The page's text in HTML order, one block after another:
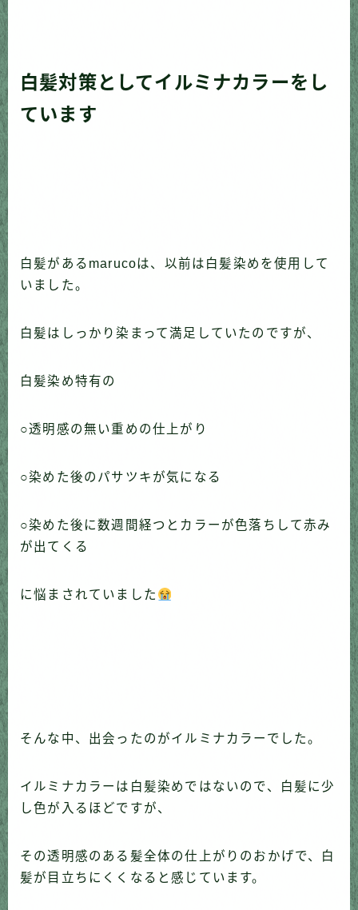
白髪対策としてイルミナカラーをし
ています
白髪があるmarucoは、以前は白髪染めを使用して
いました。
白髪はしっかり染まって満足していたのですが、
白髪染め特有の
○透明感の無い重めの仕上がり
○染めた後のパサツキが気になる
○染めた後に数週間経つとカラーが色落ちして赤み
が出てくる
に悩まされていました
そんな中、出会ったのがイルミナカラーでした。
イルミナカラーは白髪染めではないので、白髪に少
し色が入るほどですが、
その透明感のある髪全体の仕上がりのおかげで、白
髪が目立ちにくくなると感じています。